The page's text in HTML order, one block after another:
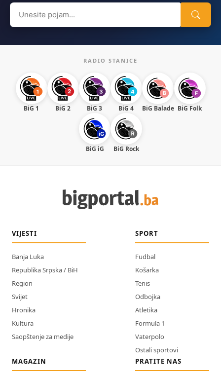
Search
for:
RADIO STANICE
BiG 1 BiG 2 BiG 3 BiG 4 BiG Balade BiG Folk
BiG iG BiG Rock
VIJESTI
Banja Luka
Republika Srpska / BiH
Region
Svijet
Hronika
Kultura
Saopštenje za medije
SPORT
Fudbal
Košarka
Tenis
Odbojka
Atletika
Formula 1
Vaterpolo
Ostali sportovi
MAGAZIN
PRATITE NAS